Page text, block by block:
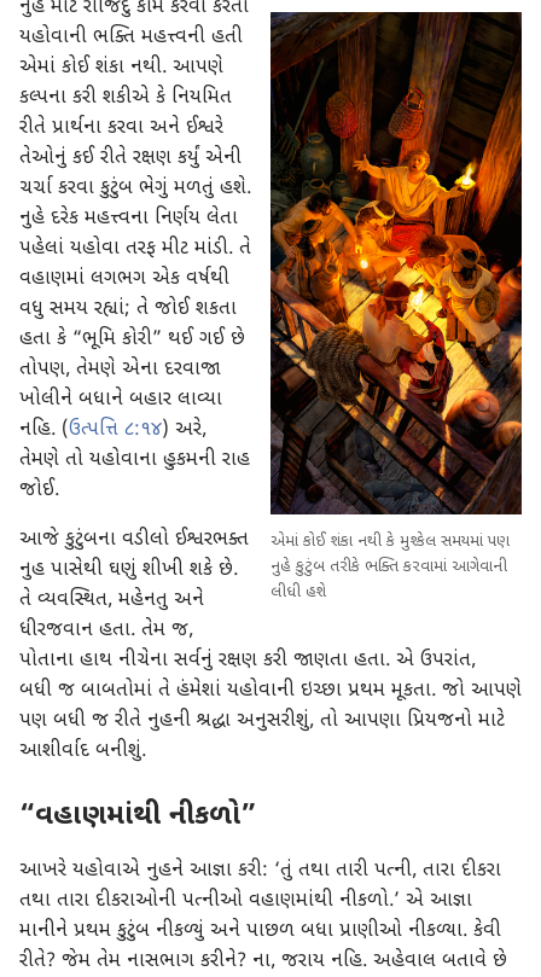
એમાં કોઈ શંકા નથી કે મુશ્કેલ સમયમાં પણ
નુહે કુટુંબ તરીકે ભક્તિ કરવામાં આગેવાની
લીધી હશે
નુહ માટે રોજિંદુ કામ કરવા કરતાં
યહોવાની ભક્તિ મહત્ત્વની હતી
એમાં કોઈ શંકા નથી. આપણે
કલ્પના કરી શકીએ કે નિયમિત
રીતે પ્રાર્થના કરવા અને ઈશ્વરે
તેઓનું કઈ રીતે રક્ષણ કર્યું એની
ચર્ચા કરવા કુટુંબ ભેગું મળતું હશે.
નુહે દરેક મહત્ત્વના નિર્ણય લેતા
પહેલાં યહોવા તરફ મીટ માંડી. તે
વહાણમાં લગભગ એક વર્ષથી
વધુ સમય રહ્યાં; તે જોઈ શકતા
હતા કે “ભૂમિ કોરી” થઈ ગઈ છે
તોપણ, તેમણે એના દરવાજા
ખોલીને બધાને બહાર લાવ્યા
નહિ. (ઉત્પત્તિ ૮:૧૪) અરે,
તેમણે તો યહોવાના હુકમની રાહ
જોઈ.
આજે કુટુંબના વડીલો ઈશ્વરભક્ત
નુહ પાસેથી ઘણું શીખી શકે છે.
તે વ્યવસ્થિત, મહેનતુ અને
ધીરજવાન હતા. તેમ જ,
પોતાના હાથ નીચેના સર્વનું રક્ષણ કરી જાણતા હતા. એ ઉપરાંત,
બધી જ બાબતોમાં તે હંમેશાં યહોવાની ઇચ્છા પ્રથમ મૂકતા. જો આપણે
પણ બધી જ રીતે નુહની શ્રદ્ધા અનુસરીશું, તો આપણા પ્રિયજનો માટે
આશીર્વાદ બનીશું.
“વહાણમાંથી નીકળો”
આખરે યહોવાએ નુહને આજ્ઞા કરી: ‘તું તથા તારી પત્ની, તારા દીકરા
તથા તારા દીકરાઓની પત્નીઓ વહાણમાંથી નીકળો.’ એ આજ્ઞા
માનીને પ્રથમ કુટુંબ નીકળ્યું અને પાછળ બધા પ્રાણીઓ નીકળ્યા. કેવી
રીતે? જેમ તેમ નાસભાગ કરીને? ના, જરાય નહિ. અહેવાલ બતાવે છે